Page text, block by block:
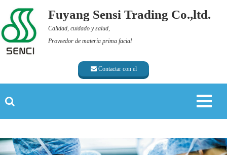
Fuyang Sensi Trading Co.,ltd.
Calidad, cuidado y salud,
Proveedor de materia prima facial
Contactar con el
proveedor